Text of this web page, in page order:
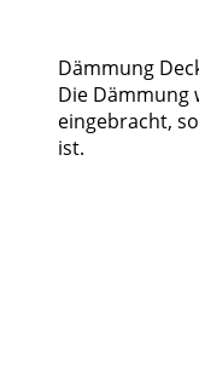
Dämmung
Die Dämmung
eingebracht,
ist.